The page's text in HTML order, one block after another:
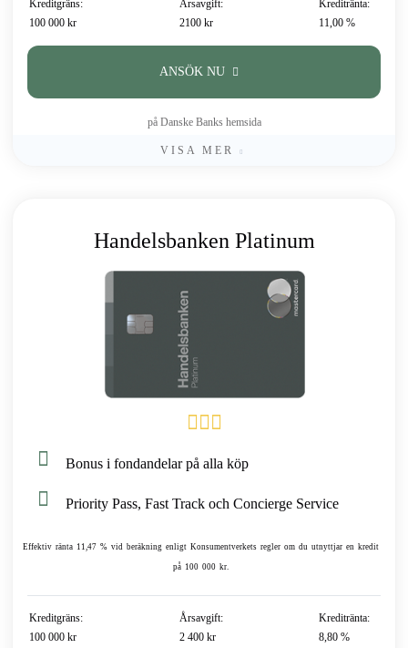
Kreditgräns:
100 000 kr
Årsavgift:
2100 kr
Kreditränta:
11,00 %
ANSÖK NU
på Danske Banks hemsida
VISA MER
Handelsbanken Platinum
Bonus i fondandelar på alla köp
Priority Pass, Fast Track och Concierge Service
Effektiv ränta 11,47 % vid beräkning enligt Konsumentverkets regler om du utnyttjar en kredit
på 100 000 kr.
Kreditgräns:
100 000 kr
Årsavgift:
2 400 kr
Kreditränta:
8,80 %